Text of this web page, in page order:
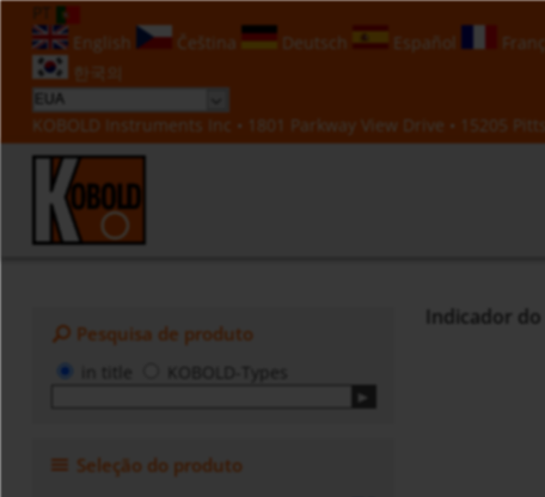
English
Čeština Deutsch Español
한국의
KOBOLD Instruments Inc • 1801 Parkway View Drive • 15205
Pesquisa de produto
KOBOLD-Types
Seleção do produto
Indicador